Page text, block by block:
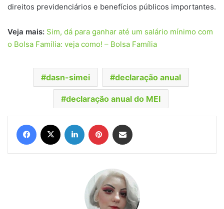
direitos previdenciários e benefícios públicos importantes.
Veja mais: Sim, dá para ganhar até um salário mínimo com
o Bolsa Família: veja como! – Bolsa Família
dasn-simei declaração anual
declaração anual do MEI
Facebook Linkedin Pinterest